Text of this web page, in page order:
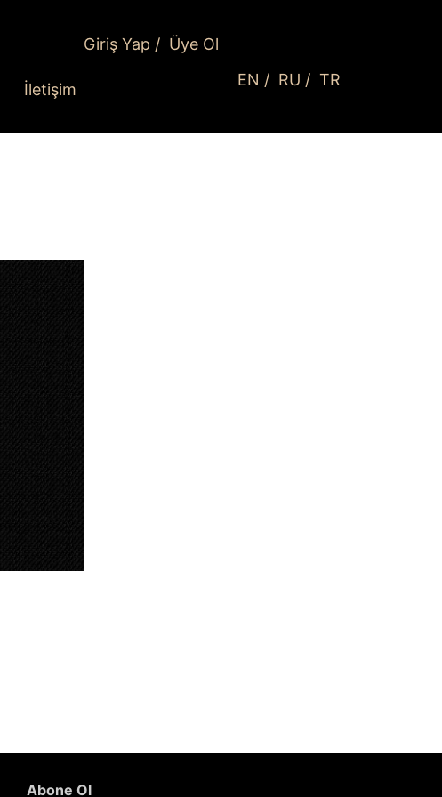
İletişim
Giriş Yap / Üye Ol
EN / RU / TR
Abone Ol